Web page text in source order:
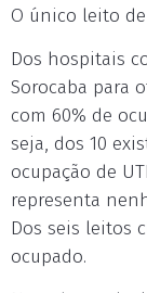
O único leito
Dos hospitais
Sorocaba para
com 60% de
seja, dos 10
ocupação de
representa
Dos seis leitos
ocupado.